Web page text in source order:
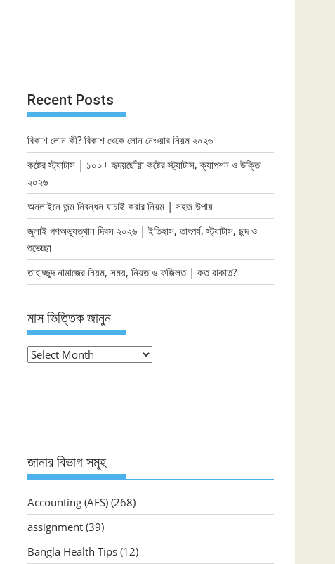
Recent Posts
বিকাশ লোন কী? বিকাশ থেকে লোন নেওয়ার নিয়ম ২০২৬
কষ্টের স্ট্যাটাস | ১০০+ হৃদয়ছোঁয়া কষ্টের স্ট্যাটাস, ক্যাপশন ও উক্তি
২০২৬
অনলাইনে জন্ম নিবন্ধন যাচাই করার নিয়ম | সহজ উপায়
জুলাই গণঅভ্যুত্থান দিবস ২০২৬ | ইতিহাস, তাৎপর্য, স্ট্যাটাস, ছন্দ ও
শুভেচ্ছা
তাহাজ্জুদ নামাজের নিয়ম, সময়, নিয়ত ও ফজিলত | কত রাকাত?
মাস ভিত্তিক জানুন
মাস
জানার বিভাগ সমূহ
Accounting (AFS) (268)
assignment (39)
Bangla Health Tips (12)